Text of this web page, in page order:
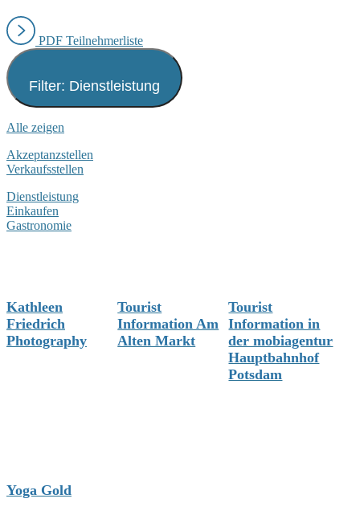
PDF Teilnehmerliste
Filter: Dienstleistung
Alle zeigen
Akzeptanzstellen
Verkaufsstellen
Dienstleistung
Einkaufen
Gastronomie
Kathleen
Friedrich
Photography
Tourist
Information Am
Alten Markt
Tourist
Information in
der mobiagentur
Hauptbahnhof
Potsdam
Yoga Gold